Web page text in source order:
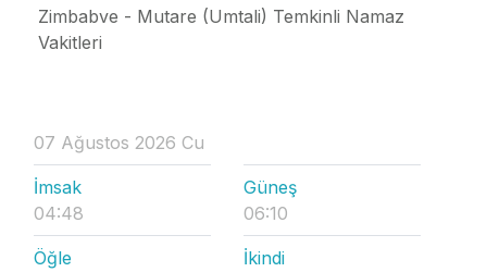
Zimbabve - Mutare (Umtali) Temkinli Namaz
Vakitleri
07 Ağustos 2026 Cu
İmsak
04:48
Güneş
06:10
Öğle
İkindi